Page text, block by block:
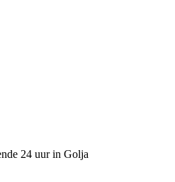
24 uur in Golja